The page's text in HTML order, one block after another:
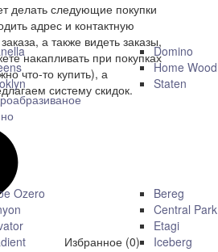
Domino
Home Wood
Staten
Ozero
Bereg
Central Park
Etagi
Iceberg
делать следующие покупки
адрес и контактную
а также видеть заказы,
накапливать при покупках
что-то купить), а
систему скидок.
Избранное (0)